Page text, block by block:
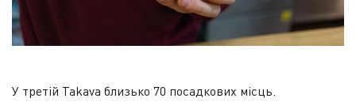
У третій Takava близько 70 посадкових місць.